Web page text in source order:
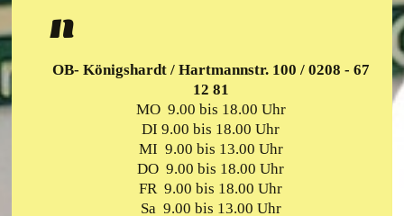
n
OB- Königshardt / Hartmannstr. 100 / 0208 - 67
12 81
MO 9.00 bis 18.00 Uhr
DI 9.00 bis 18.00 Uhr
MI 9.00 bis 13.00 Uhr
DO 9.00 bis 18.00 Uhr
FR 9.00 bis 18.00 Uhr
Sa 9.00 bis 13.00 Uhr